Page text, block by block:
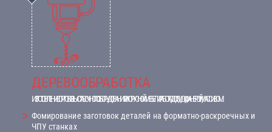
ДЕРЕВООБРАБОТКА
ИЗГОТОВЛЕНИЕ ТОРГОВО-ВЫСТАВОЧНОГО ОБОРУДОВАНИЯ И КОРУСНОЙ МЕБЕЛИ. РАБОТА С ДСП, МДФ, ФАНЕРОЙ, МАССИВОМ.
Фомирование заготовок деталей на форматно-раскроечных и
ЧПУ станках